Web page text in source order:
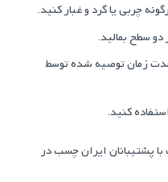
چربی یا گرد و غبار کنید.
سطح بمالید.
زمان توصیه شده توسط
کنید.
پشتیبانان ایران چسب در